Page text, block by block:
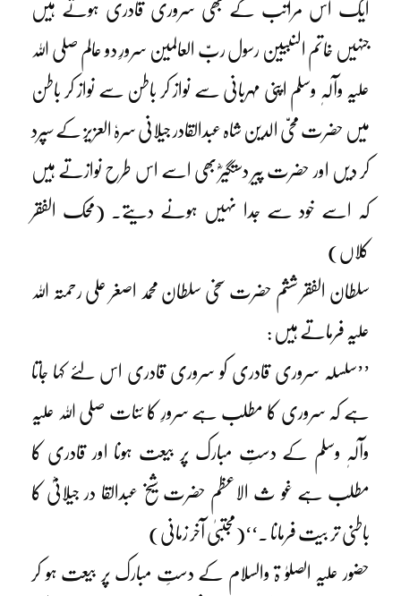
ایک اس مراتب کے بھی سروری قادری ہوتے ہیں
جنہیں خاتم النبیین رسول ربّ العالمین سرورِ دو عالم صلی اللہ
علیہ وآلہٖ وسلم اپنی مہربانی سے نواز کر باطن سے نواز کر باطن
میں حضرت محیّ الدین شاہ عبدالقادر جیلانی سرہٗ العزیز کے سپرد
کر دیں اور حضرت پیر دستگیرؓ بھی اسے اس طرح نوازتے ہیں
کہ اسے خود سے جدا نہیں ہونے دیتے۔ (محک الفقر
کلاں)
سلطان الفقر ششم حضرت سخی سلطان محمد اصغر علی رحمتہ اللہ
علیہ فرماتے ہیں :
’’سلسلہ سروری قادری کو سروری قادری اس لئے کہا جاتا
ہے کہ سروری کا مطلب ہے سرورِ کا ئنات صلی اللہ علیہ
وآلہٖ وسلم کے دستِ مبارک پر بیعت ہونا اور قادری کا
مطلب ہے غو ث الاعظم حضرت شیخ عبدالقا در جیلانیؓ کا
باطنی تر بیت فرمانا ۔‘‘(مجتبیٰ آخر زمانی)
حضور علیہ الصلوٰ ۃ والسلام کے دستِ مبارک پر بیعت ہو کر